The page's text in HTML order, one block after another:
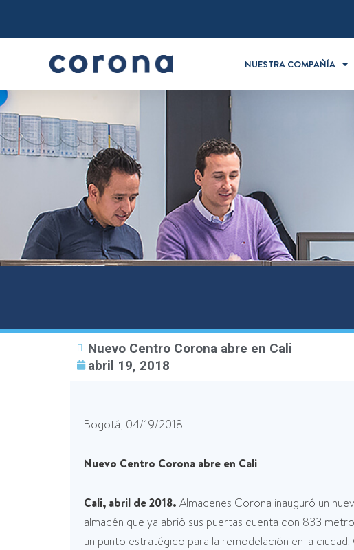
NUESTRA COMPAÑÍA
Nuevo Centro Corona abre en Cali
abril 19, 2018
Bogotá, 04/19/2018
Nuevo Centro Corona abre en Cali
Cali, abril de 2018. Almacenes Corona inauguró un
almacén que ya abrió sus puertas cuenta con 833
un punto estratégico para la remodelación en la